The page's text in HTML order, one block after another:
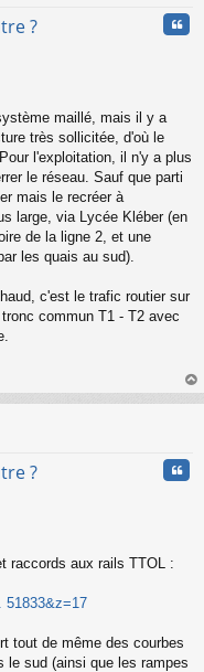
?
maillé, mais il y a
très sollicitée, d'où le
l'exploitation, il n'y a plus
le réseau. Sauf que parti
mais le recréer à
large, via Lycée Kléber (en
de la ligne 2, et une
les quais au sud).
c'est le trafic routier sur
commun T1 - T2 avec
au
?
raccords aux rails TTOL :
51833&z=17
tout de même des courbes
le sud (ainsi que les rampes